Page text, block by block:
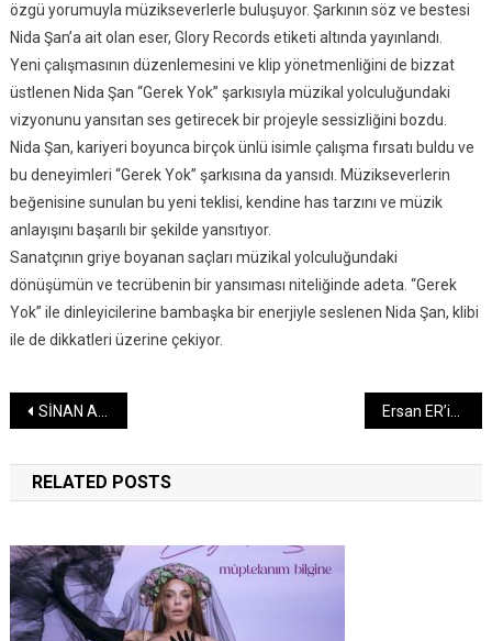
özgü yorumuyla müzikseverlerle buluşuyor. Şarkının söz ve bestesi
Nida Şan’a ait olan eser, Glory Records etiketi altında yayınlandı.
Yeni çalışmasının düzenlemesini ve klip yönetmenliğini de bizzat
üstlenen Nida Şan “Gerek Yok” şarkısıyla müzikal yolculuğundaki
vizyonunu yansıtan ses getirecek bir projeyle sessizliğini bozdu.
Nida Şan, kariyeri boyunca birçok ünlü isimle çalışma fırsatı buldu ve
bu deneyimleri “Gerek Yok” şarkısına da yansıdı. Müzikseverlerin
beğenisine sunulan bu yeni teklisi, kendine has tarzını ve müzik
anlayışını başarılı bir şekilde yansıtıyor.
Sanatçının griye boyanan saçları müzikal yolculuğundaki
dönüşümün ve tecrübenin bir yansıması niteliğinde adeta. “Gerek
Yok” ile dinleyicilerine bambaşka bir enerjiyle seslenen Nida Şan, klibi
ile de dikkatleri üzerine çekiyor.
Yazı
gezinmesi
SİNAN AKÇIL “ANLATAMAM” Ersan ER’in Yeni Teklisi İki Kadeh Yayında
RELATED POSTS